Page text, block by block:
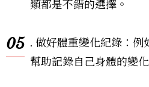
類都是不錯的選擇。
05 . 做好體重變化紀錄：例
幫助記錄自己身體的變化